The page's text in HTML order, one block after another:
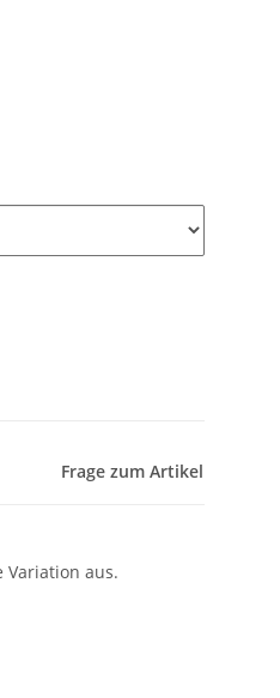
Frage zum Artikel
Variation aus.